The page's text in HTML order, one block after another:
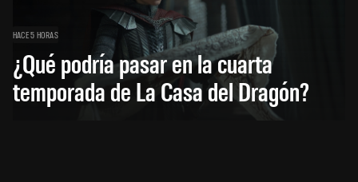
HACE 5 HORAS
¿Qué podría pasar en la cuarta
temporada de La Casa del Dragón?